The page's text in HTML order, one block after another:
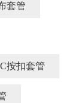
套管
按扣套管